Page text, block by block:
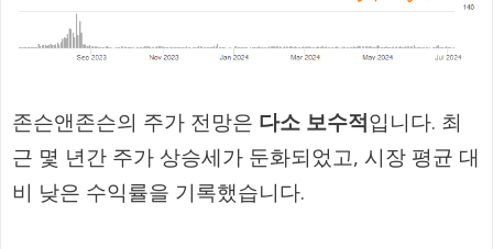
존슨앤존슨의 주가 전망은 다소 보수적입니다. 최
근 몇 년간 주가 상승세가 둔화되었고, 시장 평균 대
비 낮은 수익률을 기록했습니다.